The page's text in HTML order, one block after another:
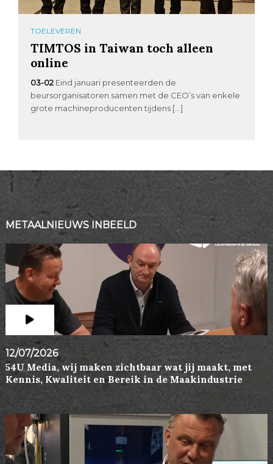
TOELEVEREN
TIMTOS in Taiwan toch alleen
online
03-02 Eind januari presenteerden de
beursorganisatoren samen met de CEO’s van enkele
grote machineproducenten tijdens […]
METAALNIEUWS INBEELD
12/07/2026
54U Media, wij maken zichtbaar wat jij maakt, met
Kennis, Kwaliteit en Bereik in de Maakindustrie